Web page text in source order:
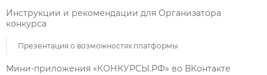
Инструкции и рекомендации для Организатора
конкурса
Презентация о возможностях платформы
Мини-приложения «КОНКУРСЫ.РФ» во ВКонтакте